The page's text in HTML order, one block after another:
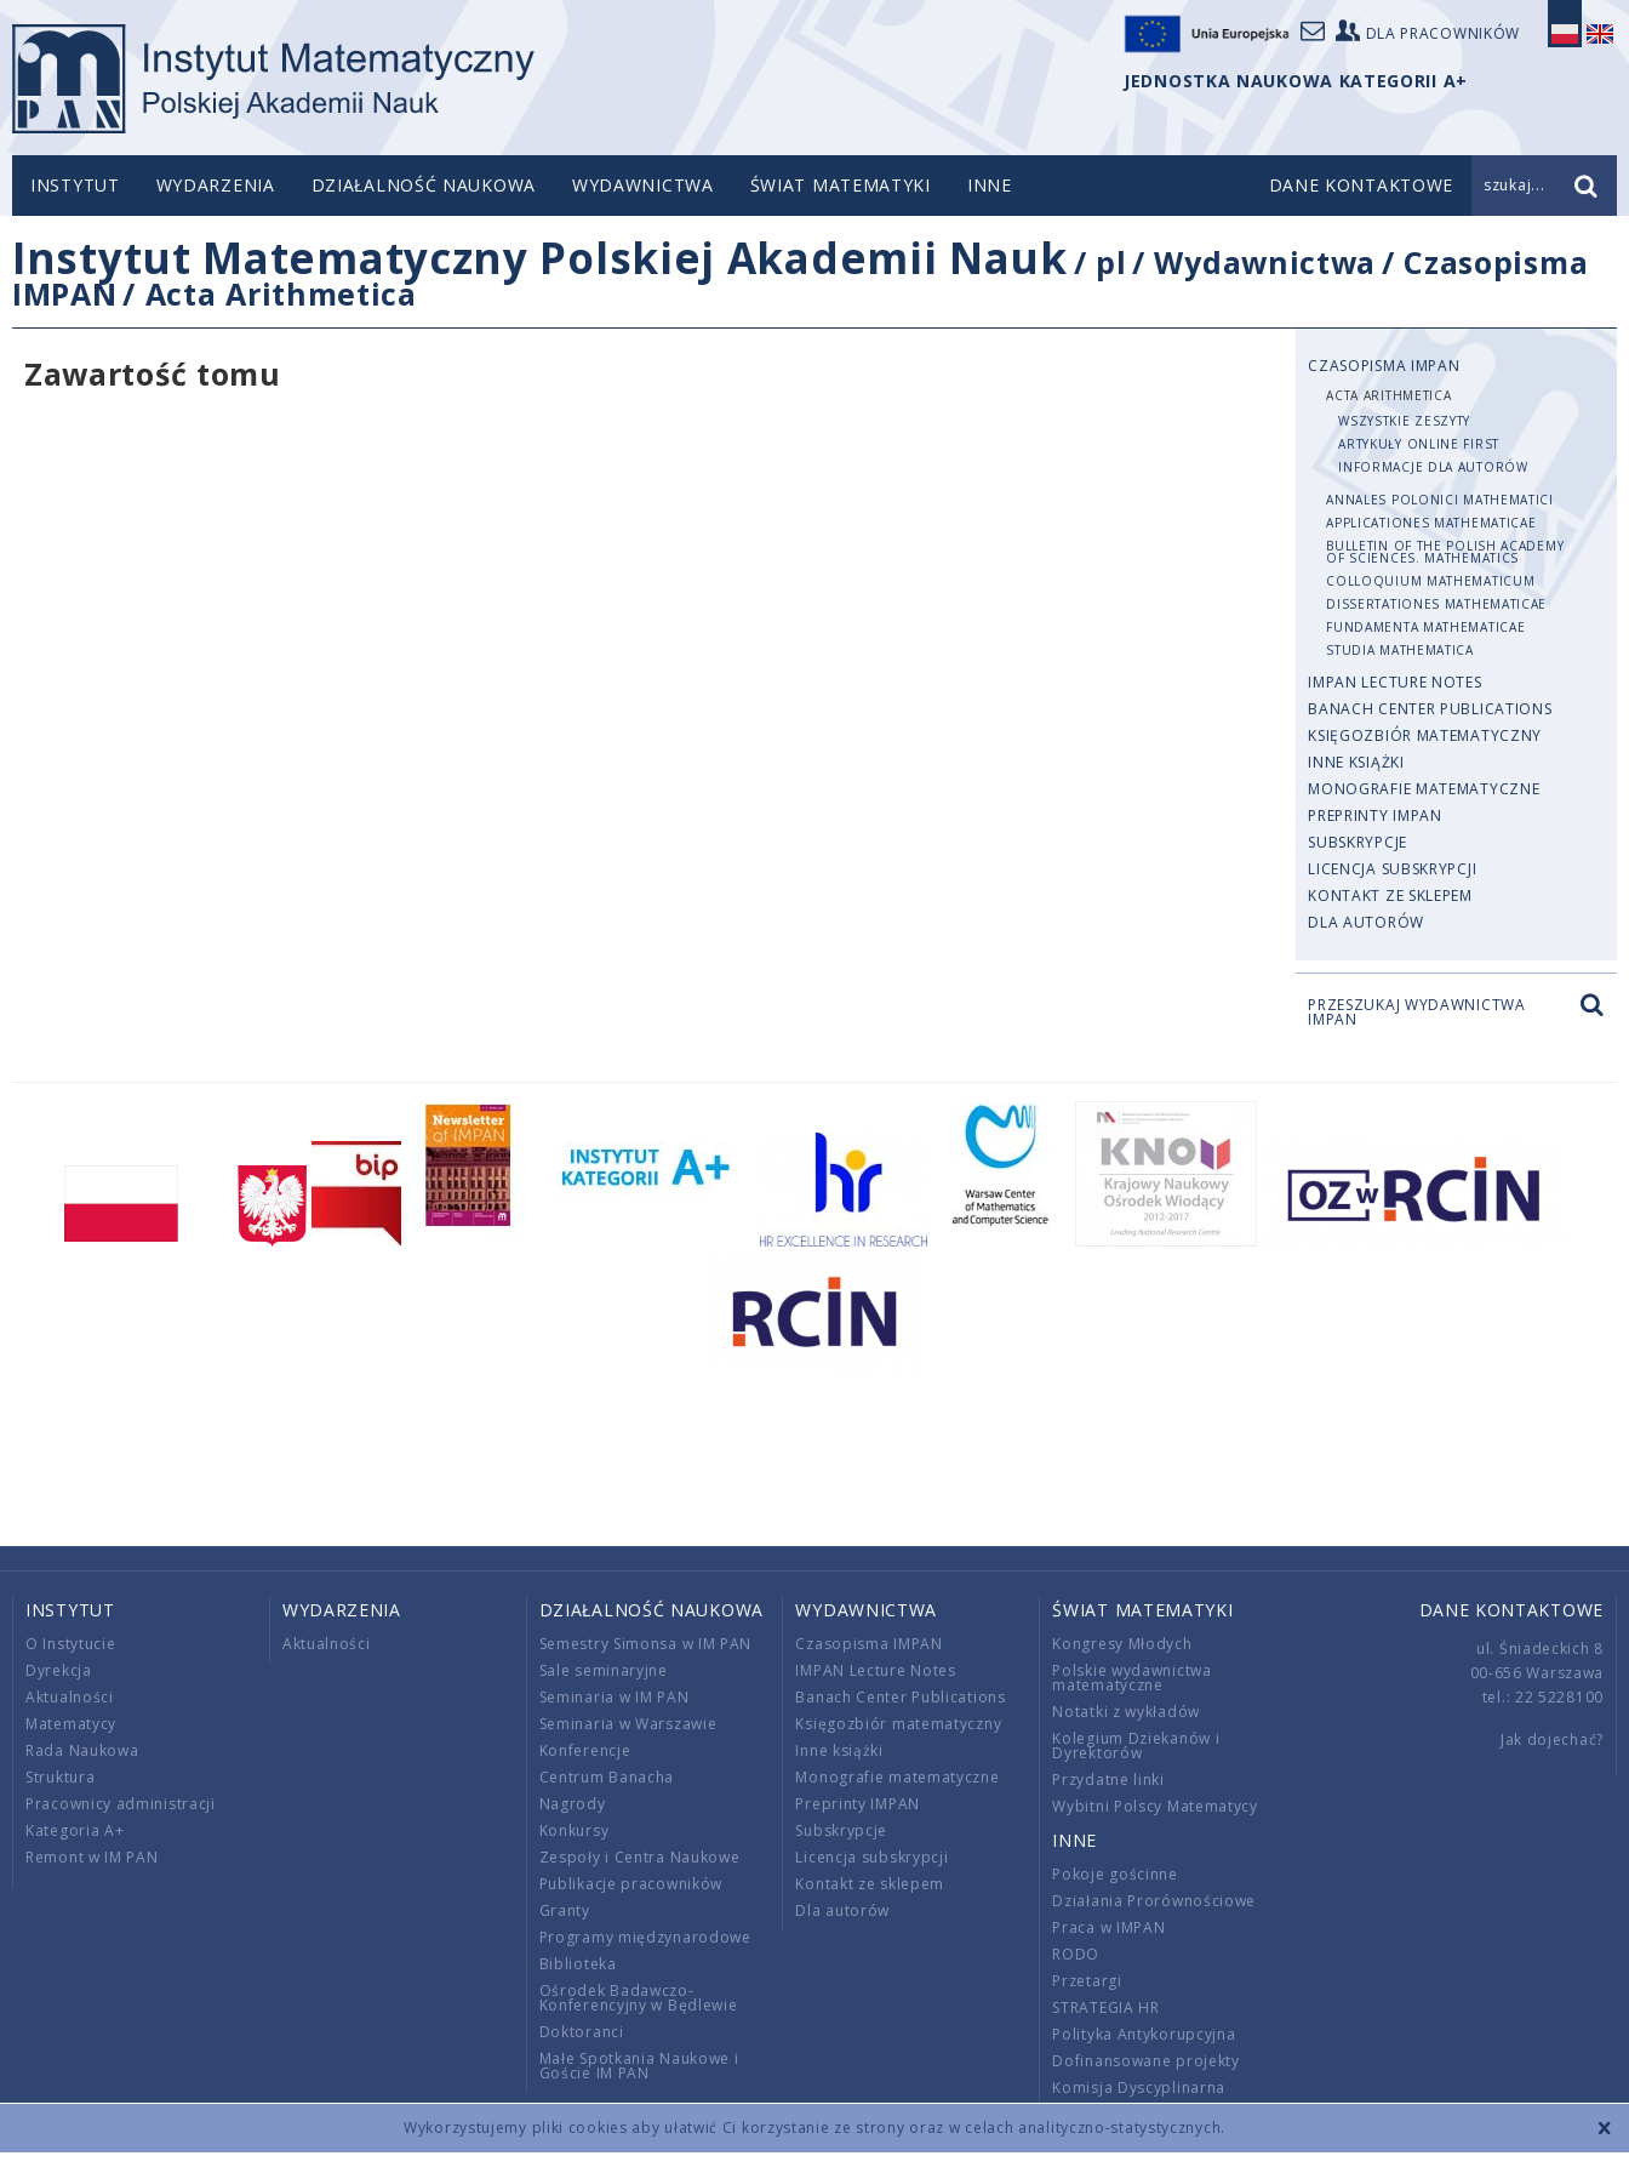
Wykorzystujemy pliki cookies aby ułatwić Ci korzystanie ze strony oraz w celach analityczno-statystycznych.
DLA PRACOWNIKÓW
JEDNOSTKA NAUKOWA KATEGORII A+
INSTYTUT WYDARZENIA DZIAŁALNOŚĆ NAUKOWA WYDAWNICTWA ŚWIAT MATEMATYKI INNE DANE KONTAKTOWE szukaj...
Instytut Matematyczny Polskiej Akademii Nauk/ pl /Wydawnictwa / Czasopisma
IMPAN / Acta Arithmetica
Zawartość tomu
CZASOPISMA IMPAN
ACTA ARITHMETICA
WSZYSTKIE ZESZYTY
ARTYKUŁY ONLINE FIRST
INFORMACJE DLA AUTORÓW
ANNALES POLONICI MATHEMATICI
APPLICATIONES MATHEMATICAE
BULLETIN OF THE POLISH ACADEMY
OF SCIENCES. MATHEMATICS
COLLOQUIUM MATHEMATICUM
DISSERTATIONES MATHEMATICAE
FUNDAMENTA MATHEMATICAE
STUDIA MATHEMATICA
IMPAN LECTURE NOTES
BANACH CENTER PUBLICATIONS
KSIĘGOZBIÓR MATEMATYCZNY
INNE KSIĄŻKI
MONOGRAFIE MATEMATYCZNE
PREPRINTY IMPAN
SUBSKRYPCJE
LICENCJA SUBSKRYPCJI
KONTAKT ZE SKLEPEM
DLA AUTORÓW
PRZESZUKAJ WYDAWNICTWA
IMPAN
INSTYTUT
O Instytucie
Dyrekcja
Aktualności
Matematycy
Rada Naukowa
Struktura
Pracownicy administracji
Kategoria A+
Remont w IM PAN
WYDARZENIA
Aktualności
DZIAŁALNOŚĆ NAUKOWA
Semestry Simonsa w IM PAN
Sale seminaryjne
Seminaria w IM PAN
Seminaria w Warszawie
Konferencje
Centrum Banacha
Nagrody
Konkursy
Zespoły i Centra Naukowe
Publikacje pracowników
Granty
Programy międzynarodowe
Biblioteka
Ośrodek Badawczo-
Konferencyjny w Będlewie
Doktoranci
Małe Spotkania Naukowe i
Goście IM PAN
WYDAWNICTWA
Czasopisma IMPAN
IMPAN Lecture Notes
Banach Center Publications
Księgozbiór matematyczny
Inne książki
Monografie matematyczne
Preprinty IMPAN
Subskrypcje
Licencja subskrypcji
Kontakt ze sklepem
Dla autorów
ŚWIAT MATEMATYKI
Kongresy Młodych
Polskie wydawnictwa
matematyczne
Notatki z wykładów
Kolegium Dziekanów i
Dyrektorów
Przydatne linki
Wybitni Polscy Matematycy
INNE
Pokoje gościnne
Działania Prorównościowe
Praca w IMPAN
RODO
Przetargi
STRATEGIA HR
Polityka Antykorupcyjna
Dofinansowane projekty
Komisja Dyscyplinarna
Wnoszenie opłat
DANE KONTAKTOWE
ul. Śniadeckich 8
00-656 Warszawa
tel.: 22 5228100
Jak dojechać?